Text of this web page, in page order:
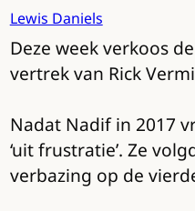
Lewis Daniels
Deze week verkoos
vertrek van Rick
Nadat Nadif in 2017
‘uit frustratie’. Ze
verbazing op de